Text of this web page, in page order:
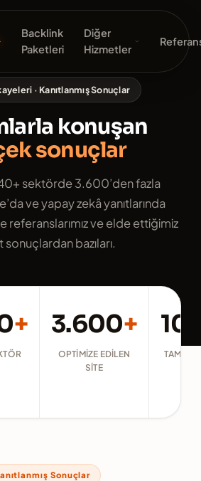
Backlink
Paketleri
Diğer
Hizmetler
· Kanıtlanmış Sonuçlar
konuşan
sonuçlar
sektörde 3.600’den fazla
ve yapay zekâ yanıtlarında
referanslarımız ve elde ettiğimiz
sonuçlardan bazıları.
+ 3.600+
OPTIMIZE EDILEN
SITE
Sonuçlar